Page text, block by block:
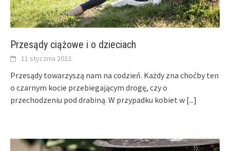
Przesądy ciążowe i o dzieciach
11 stycznia 2022
Przesądy towarzyszą nam na codzień. Każdy zna choćby ten
o czarnym kocie przebiegającym drogę, czy o
przechodzeniu pod drabiną. W przypadku kobiet w [...]